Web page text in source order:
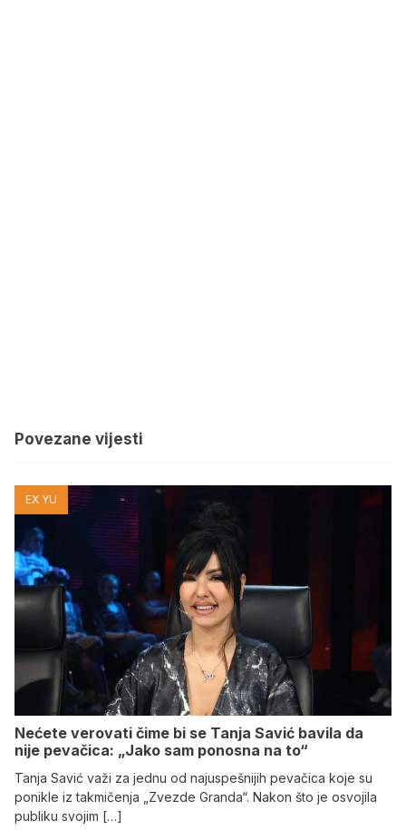
Povezane vijesti
EX YU
Nećete verovati čime bi se Tanja Savić bavila da
nije pevačica: „Jako sam ponosna na to“
Tanja Savić važi za jednu od najuspešnijih pevačica koje su
ponikle iz takmičenja „Zvezde Granda“. Nakon što je osvojila
publiku svojim […]